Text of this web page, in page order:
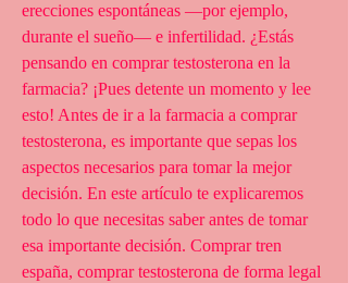
erecciones espontáneas —por ejemplo,
durante el sueño— e infertilidad. ¿Estás
pensando en comprar testosterona en la
farmacia? ¡Pues detente un momento y lee
esto! Antes de ir a la farmacia a comprar
testosterona, es importante que sepas los
aspectos necesarios para tomar la mejor
decisión. En este artículo te explicaremos
todo lo que necesitas saber antes de tomar
esa importante decisión. Comprar tren
españa, comprar testosterona de forma legal